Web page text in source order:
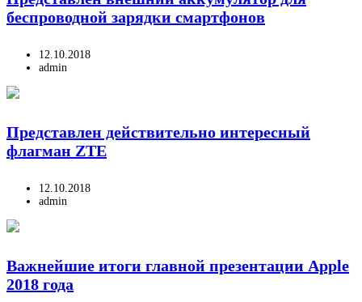
беспроводной зарядки смартфонов
12.10.2018
admin
Представлен действительно интересный
флагман ZTE
12.10.2018
admin
Важнейшие итоги главной презентации Apple
2018 года